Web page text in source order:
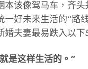
该像驾马车，齐头
一好未来生活的“路
夫妻最易跌入以下
是这样生活的。”